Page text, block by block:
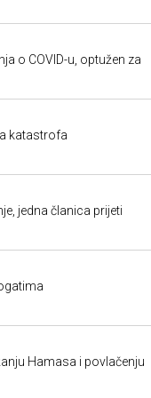
o COVID-u, optužen za
katastrofa
jedna članica prijeti
Hamasa i povlačenju